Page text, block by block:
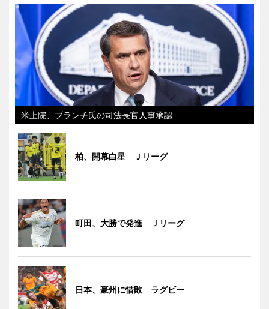
米上院、ブランチ氏の司法長官人事承認
柏、開幕白星 Ｊリーグ
町田、大勝で発進 Ｊリーグ
日本、豪州に惜敗 ラグビー